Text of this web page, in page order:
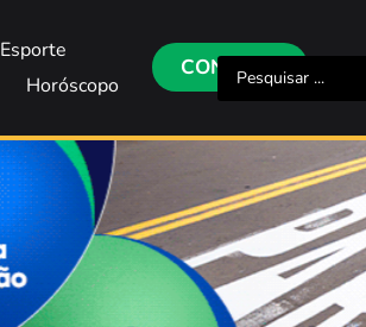
Esporte
Horóscopo
CONTATO